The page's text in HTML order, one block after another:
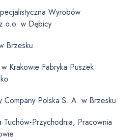
Wyrobów
o.o. w Dębicy
Brzesku
Krakowie Fabryka Puszek
Company Polska S. A. w Brzesku
Tuchów-Przychodnia, Pracownia